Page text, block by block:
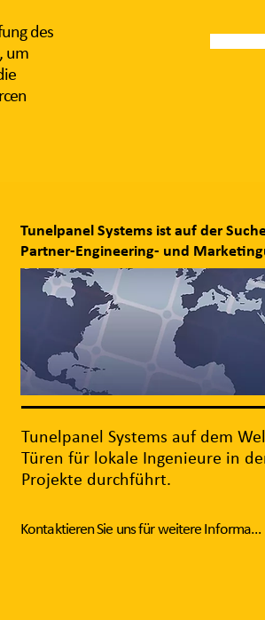
des
um
Tunelpanel Systems ist auf der
Partner-Engineering- und
Tunelpanel Systems auf dem
Türen für lokale Ingenieure in
Projekte durchführt.
Kontaktieren Sie uns für weitere Informationen